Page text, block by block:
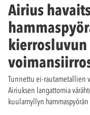
Airius
kierrosluvun
Tunnettu ei-rautametallien
Airiuksen langattomia
kuulamyllyn hammaspyörän